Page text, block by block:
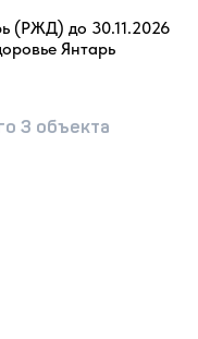
(РЖД) до 30.11.2026
Янтарь
3 объекта